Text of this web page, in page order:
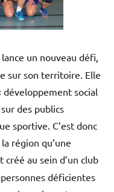
lance un nouveau défi,
sur son territoire. Elle
développement social
des publics
sportive. C’est donc
région qu’une
créé au sein d’un club
déficientes